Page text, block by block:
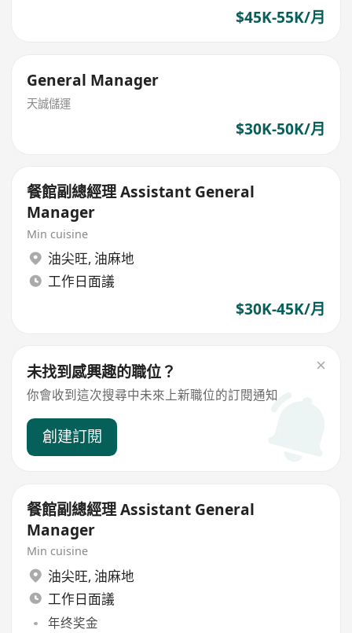
$45K-55K/月
General Manager
天誠儲運
$30K-50K/月
餐館副總經理 Assistant General
Manager
Min cuisine
油尖旺, 油麻地
工作日面議
$30K-45K/月
未找到感興趣的職位？
你會收到這次搜尋中未來上新職位的訂閱通知
創建訂閱
餐館副總經理 Assistant General
Manager
Min cuisine
油尖旺, 油麻地
工作日面議
年终奖金